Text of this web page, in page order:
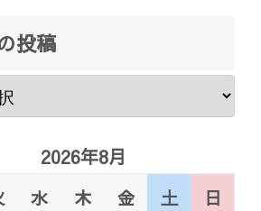
投稿
2026年8月
水 木 金 土
日